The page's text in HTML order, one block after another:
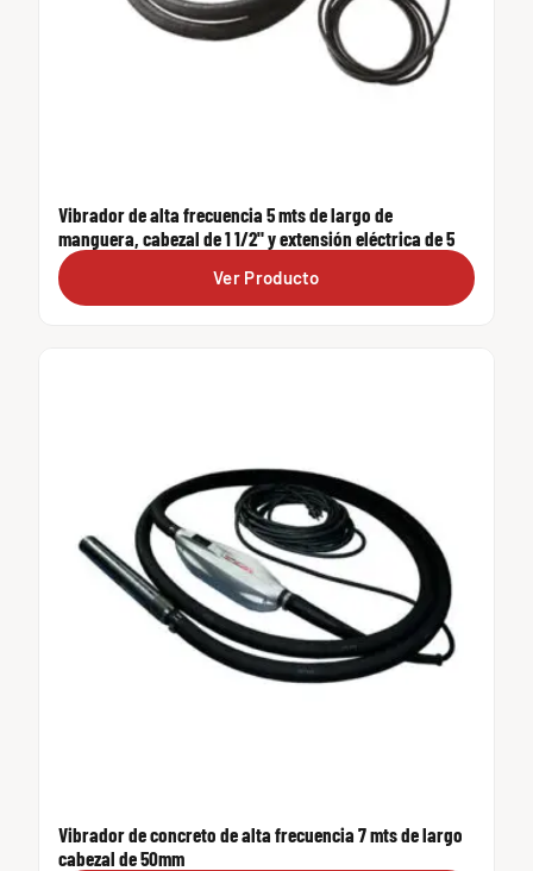
Vibrador de alta frecuencia 5 mts de largo de
manguera, cabezal de 1 1/2" y extensión eléctrica de 5
Ver Producto
Vibrador de concreto de alta frecuencia 7 mts de largo
cabezal de 50mm